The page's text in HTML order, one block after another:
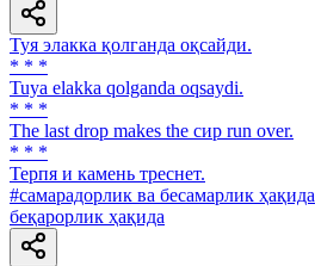
Туя элакка қолганда оқсайди.
* * *
Tuya elakka qolganda oqsaydi.
* * *
The last drop makes the сир run over.
* * *
Терпя и камень треснет.
#самарадорлик ва бесамарлик ҳақида
беқарорлик ҳақида